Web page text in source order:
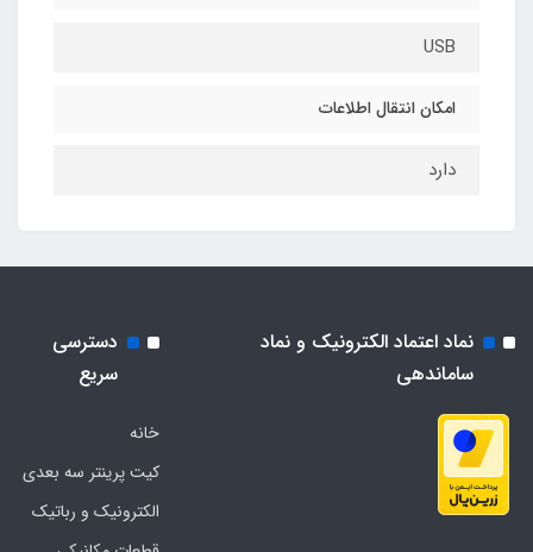
USB
امکان انتقال اطلاعات
دارد
نماد اعتماد الکترونیک و نماد
ساماندهی
دسترسی
سریع
خانه
کیت پرینتر سه بعدی
الکترونیک و رباتیک